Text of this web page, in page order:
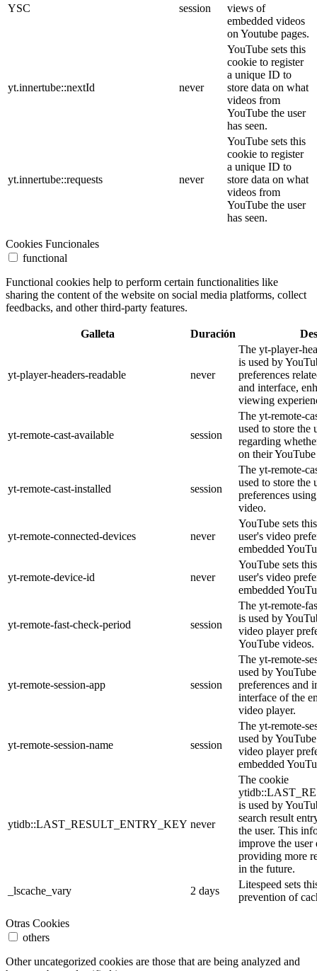
YSC session
views of
embedded videos
on Youtube pages.
yt.innertube::nextId never
YouTube sets this
cookie to register
a unique ID to
store data on what
videos from
YouTube the user
has seen.
yt.innertube::requests never
YouTube sets this
cookie to register
a unique ID to
store data on what
videos from
YouTube the user
has seen.
Cookies Funcionales
functional
Functional cookies help to perform certain functionalities like
sharing the content of the website on social media platforms, collect
feedbacks, and other third-party features.
Galleta Duración
yt-player-headers-readable never
The yt-player-
is used by
preferences
and interface,
viewing
yt-remote-cast-available session
The yt-remote-
used to store the
regarding
on their
yt-remote-cast-installed session
The yt-remote-
used to store the
preferences
video.
yt-remote-connected-devices never
YouTube sets
user's video
embedded
yt-remote-device-id never
YouTube sets
user's video
embedded
yt-remote-fast-check-period session
The yt-remote-
is used by
video player
YouTube videos.
yt-remote-session-app session
The yt-remote-
used by
preferences and
interface of the
video player.
yt-remote-session-name session
The yt-remote-
used by
video player
embedded
ytidb::LAST_RESULT_ENTRY_KEY never
The cookie
is used by
search result
the user. This
improve the user
providing more
in the future.
_lscache_vary
2 days
Litespeed sets
prevention of
Otras Cookies
others
Other uncategorized cookies are those that are being analyzed and